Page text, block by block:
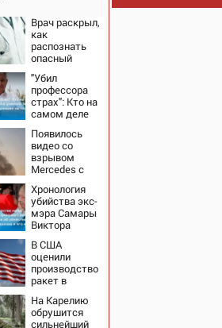
Врач раскрыл,
как
распознать
опасный
"Убил
профессора
страх": Кто на
самом деле
смерти
ученого
Зезина,
остановившего
мальчишек на
поле с
горохом
Появилось
видео со
взрывом
Mercedes с
«Уралдронзавода»
на Урале
Хронология
убийства экс-
мэра Самары
Виктора
жены: шесть
шокирующих
фактов, новые
подробности
В США
оценили
производство
ракет в
производством
"Пэтриотов"
На Карелию
обрушится
сильнейший